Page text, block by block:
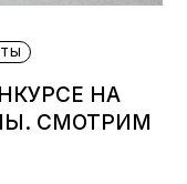
НА
СМОТРИМ